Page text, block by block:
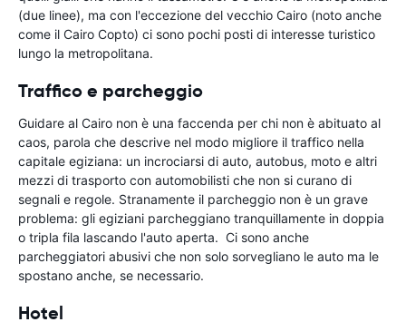
(due linee), ma con l'eccezione del vecchio Cairo (noto anche
come il Cairo Copto) ci sono pochi posti di interesse turistico
lungo la metropolitana.
Traffico e parcheggio
Guidare al Cairo non è una faccenda per chi non è abituato al
caos, parola che descrive nel modo migliore il traffico nella
capitale egiziana: un incrociarsi di auto, autobus, moto e altri
mezzi di trasporto con automobilisti che non si curano di
segnali e regole. Stranamente il parcheggio non è un grave
problema: gli egiziani parcheggiano tranquillamente in doppia
o tripla fila lascando l'auto aperta. Ci sono anche
parcheggiatori abusivi che non solo sorvegliano le auto ma le
spostano anche, se necessario.
Hotel